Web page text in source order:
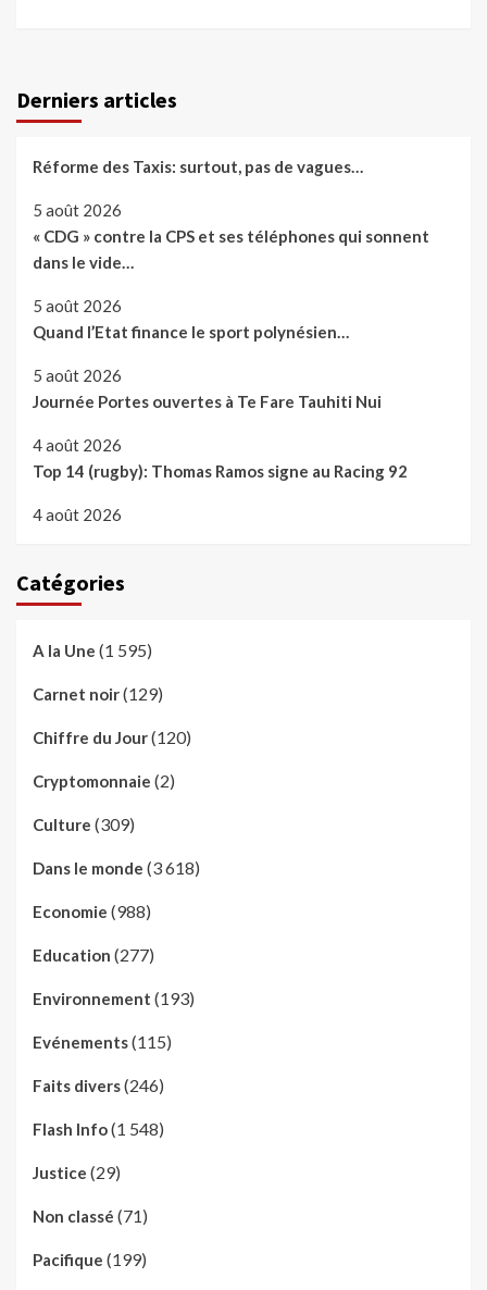
Derniers articles
Réforme des Taxis: surtout, pas de vagues…
5 août 2026
« CDG » contre la CPS et ses téléphones qui sonnent
dans le vide…
5 août 2026
Quand l’Etat finance le sport polynésien…
5 août 2026
Journée Portes ouvertes à Te Fare Tauhiti Nui
4 août 2026
Top 14 (rugby): Thomas Ramos signe au Racing 92
4 août 2026
Catégories
A la Une (1 595)
Carnet noir(129)
Chiffre du Jour(120)
Cryptomonnaie (2)
Culture (309)
Dans le monde (3 618)
Economie (988)
Education (277)
Environnement (193)
Evénements(115)
Faits divers(246)
Flash Info(1 548)
Justice (29)
Non classé (71)
Pacifique (199)